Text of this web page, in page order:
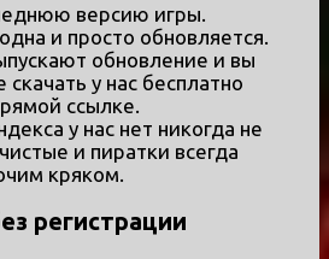
версию игры.
и просто обновляется.
обновление и вы
у нас бесплатно
ссылке.
у нас нет никогда не
и пиратки всегда
кряком.
регистрации